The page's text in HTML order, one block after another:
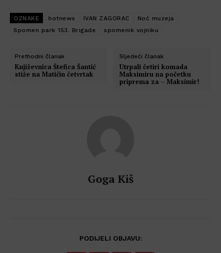
OZNAKE hotnews IVAN ZAGORAC
Noć muzeja
Spomen park 153. Brigade
spomenik vojniku
Prethodni članak
Književnica Štefica Šantić
stiže na Matičin četvrtak
Sljedeći članak
Utrpali četiri komada
Maksimiru na početku
priprema za – Maksimir!
Goga Kiš
PODIJELI OBJAVU: